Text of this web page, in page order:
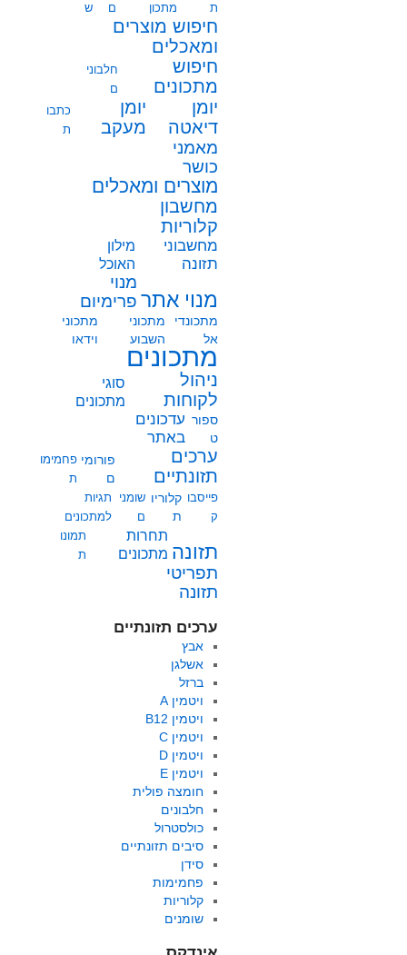
ת
מתכון
ם
ש
חיפוש מוצרים
ומאכלים
חיפוש
מתכונים
חלבוני
ם
יומן
דיאטה
יומן
מעקב
כתבו
ת
מאמני
כושר
מוצרים ומאכלים
מחשבון
קלוריות
מחשבוני
תזונה
מילון
האוכל
מנוי אתר
מנוי
פרימיום
מתכונדי
אל
מתכוני
השבוע
מתכוני
וידאו
מתכונים
ניהול
לקוחות
סוגי
מתכונים
ספור
ט
עדכונים
באתר
ערכים
תזונתיים
פורומי
ם
פחמימו
ת
פייסבו
ק
קלוריו
ת
שומני
ם
תגיות
למתכונים
תזונה
תחרות
מתכונים
תמונו
ת
תפריטי
תזונה
ערכים תזונתיים
אבץ
אשלגן
ברזל
ויטמין A
ויטמין B12
ויטמין C
ויטמין D
ויטמין E
חומצה פולית
חלבונים
כולסטרול
סיבים תזונתיים
סידן
פחמימות
קלוריות
שומנים